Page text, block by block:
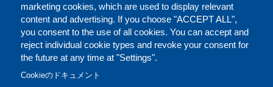
シェアする
marketing cookies, which are used to display relevant
content and advertising. If you choose "ACCEPT ALL",
you consent to the use of all cookies. You can accept and
reject individual cookie types and revoke your consent for
the future at any time at "Settings".
Cookieのドキュメント
FOOTER
お問い合わせ（英語） ご利用規定（英語）